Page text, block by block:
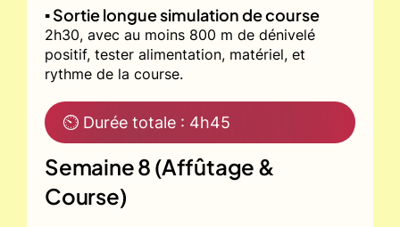
▪️ Sortie longue simulation de course
2h30, avec au moins 800 m de dénivelé
positif, tester alimentation, matériel, et
rythme de la course.
⏲ Durée totale : 4h45
Semaine 8 (Affûtage &
Course)